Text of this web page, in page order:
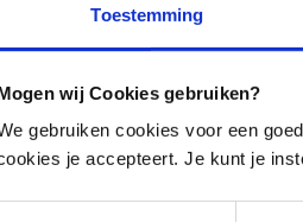
Toestemming
wij Cookies gebruiken?
gebruiken cookies voor een
je accepteert. Je kunt je